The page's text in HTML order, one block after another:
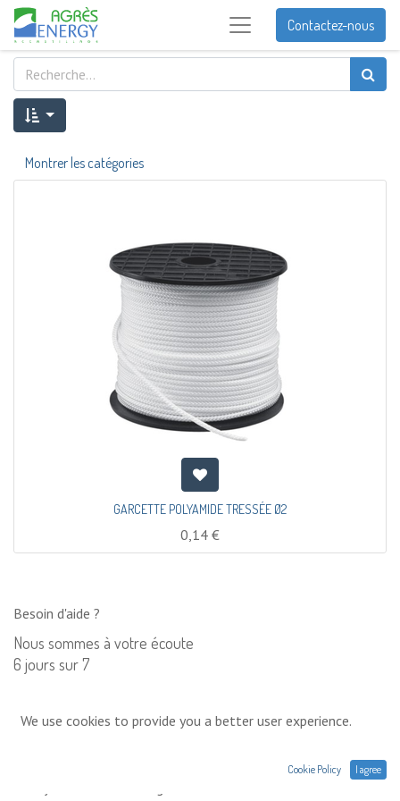
Contactez-nous
Montrer les catégories
GARCETTE POLYAMIDE TRESSÉE Ø2
0,14 €
Besoin d'aide ?
Nous sommes à votre écoute
6 jours sur 7
0033 (0)1 75 86 44 62
We use cookies to provide you a better user experience.
Cookie Policy I agree